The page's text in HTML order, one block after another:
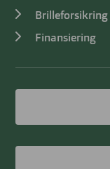
Brilleforsikring
Finansiering